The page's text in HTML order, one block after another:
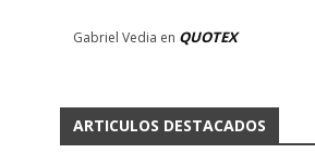
Gabriel Vedia en QUOTEX
ARTICULOS DESTACADOS